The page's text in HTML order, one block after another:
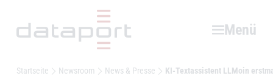
Menü
Startseite Newsroom News & Presse KI-Textassistent LLMoin